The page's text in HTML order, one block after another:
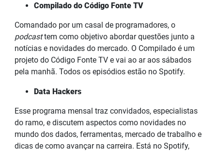
Compilado do Código Fonte TV
Comandado por um casal de programadores, o
podcasttem como objetivo abordar questões junto a
notícias e novidades do mercado. O Compilado é um
projeto do Código Fonte TV e vai ao ar aos sábados
pela manhã. Todos os episódios estão no Spotify.
Data Hackers
Esse programa mensal traz convidados, especialistas
do ramo, e discutem aspectos como novidades no
mundo dos dados, ferramentas, mercado de trabalho e
dicas de como avançar na carreira. Está no Spotify,